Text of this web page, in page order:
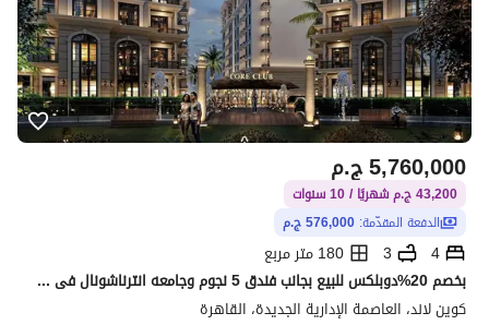
ج.م5,760,000
43,200 ج.م شهريًا / 10 سنوات
الدفعة المقدّمة: 576,000 ج.م
4
3
180 متر مربع
بخصم 20%دوبلكس للبيع بجانب فندق 5 نجوم وجامعه انترناشونال فى منطقه ال R8 ب العاصمه الاداريه الجديده
كوين لاند، العاصمة الإدارية الجديدة، القاهرة